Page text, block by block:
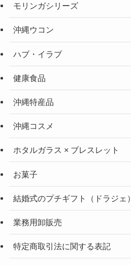
モリンガシリーズ
沖縄ウコン
ハブ・イラブ
健康食品
沖縄特産品
沖縄コスメ
ホタルガラス × ブレスレット
お菓子
結婚式のプチギフト（ドラジェ）
業務用卸販売
特定商取引法に関する表記